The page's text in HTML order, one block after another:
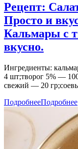
Рецепт:
Просто и
Кальмары с
вкусно.
Ингредиенты:
4 шт;творог 5% —
свежий — 20
ПодробнееПодробнее